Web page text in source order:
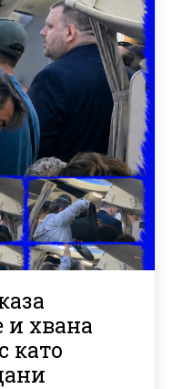
и хвана
като